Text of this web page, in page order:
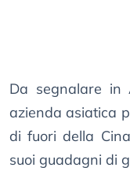
Da segnalare in
azienda asiatica
di fuori della
suoi guadagni di